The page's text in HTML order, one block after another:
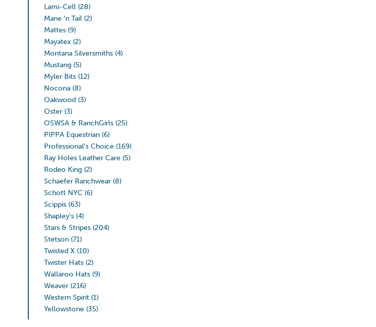
Lami-Cell (28)
Mane 'n Tail (2)
Mattes (9)
Mayatex (2)
Montana Silversmiths (4)
Mustang (5)
Myler Bits (12)
Nocona (8)
Oakwood (3)
Oster (3)
OSWSA & RanchGirls (25)
PIPPA Equestrian (6)
Professional’s Choice (169)
Ray Holes Leather Care (5)
Rodeo King (2)
Schaefer Ranchwear (8)
Schott NYC (6)
Scippis (63)
Shapley's (4)
Stars & Stripes (204)
Stetson (71)
Twisted X (10)
Twister Hats (2)
Wallaroo Hats (9)
Weaver (216)
Western Spirit (1)
Yellowstone (35)